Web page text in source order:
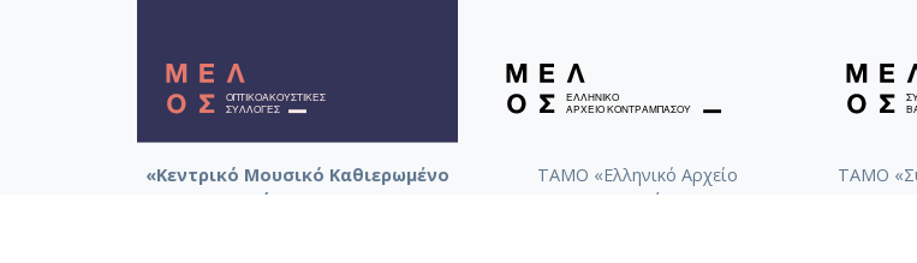
«Κεντρικό Μουσικό Καθιερωμένο
Αρχείο (ΚεΜΚΑ)».
ΤΑΜΟ «Ελληνικό Αρχείο
Κοντραμπάσου»
ΤΑΜΟ